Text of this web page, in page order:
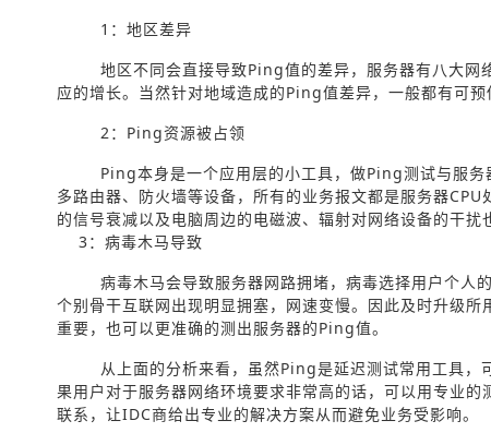
1：地区差异
地区不同会直接导致Ping值的差异，服务器有八大网
应的增长。当然针对地域造成的Ping值差异，一般都有可预
2：Ping资源被占领
Ping本身是一个应用层的小工具，做Ping测试与服
多路由器、防火墙等设备，所有的业务报文都是服务器
的信号衰减以及电脑周边的电磁波、辐射对网络设备的干扰
3：病毒木马导致
病毒木马会导致服务器网路拥堵，病毒选择用户个人
个别骨干互联网出现明显拥塞，网速变慢。因此及时升级
重要，也可以更准确的测出服务器的Ping值。
从上面的分析来看，虽然Ping是延迟测试常用工具，
果用户对于服务器网络环境要求非常高的话，可以用专业
联系，让IDC商给出专业的解决方案从而避免业务受影响。